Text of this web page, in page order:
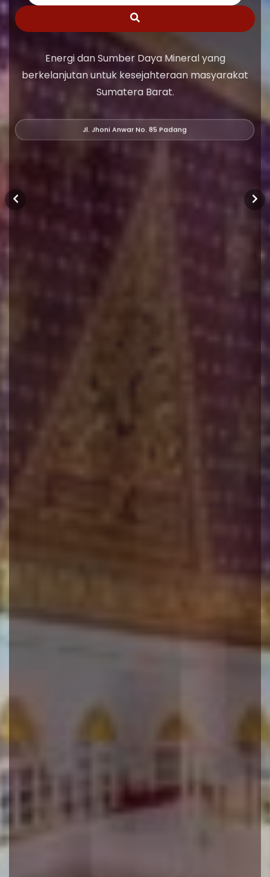
Energi dan Sumber Daya Mineral yang
berkelanjutan untuk kesejahteraan masyarakat
Sumatera Barat.
Jl. Jhoni Anwar No. 85 Padang